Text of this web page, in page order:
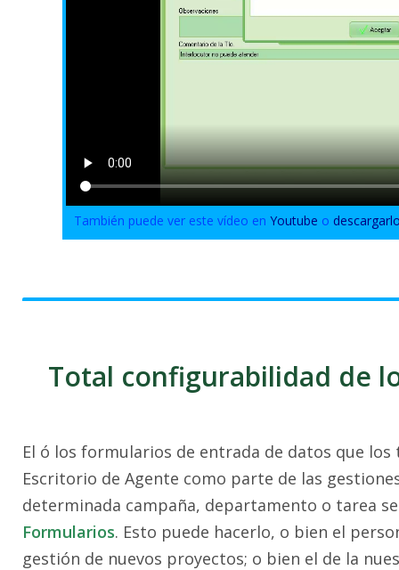
También puede ver este vídeo enYoutube o
Total configurabilidad de
El ó los formularios de entrada de datos que
Escritorio de Agente como parte de las
determinada campaña, departamento o tarea
Formularios. Esto puede hacerlo, o bien el
gestión de nuevos proyectos; o bien el de la